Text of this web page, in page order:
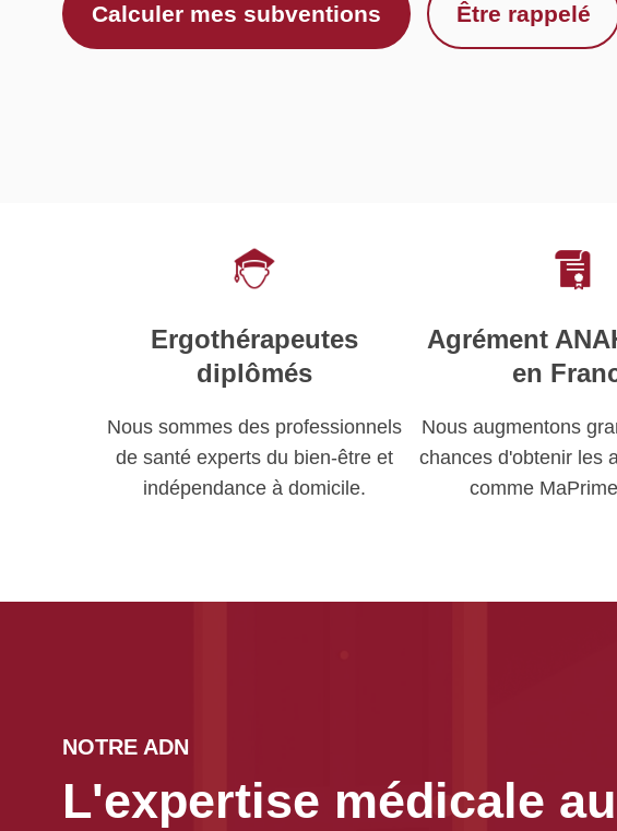
Calculer mes subventions Être rappelé
Ergothérapeutes
diplômés
Nous sommes des professionnels
de santé experts du bien-être et
indépendance à domicile.
Agrément
en
Nous augmentons
chances d'obtenir les
comme
NOTRE ADN
L'expertise médicale au